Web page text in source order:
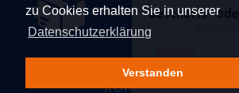
zu Cookies erhalten Sie in unserer
Datenschutzerklärung
Verstanden
KONTAKT